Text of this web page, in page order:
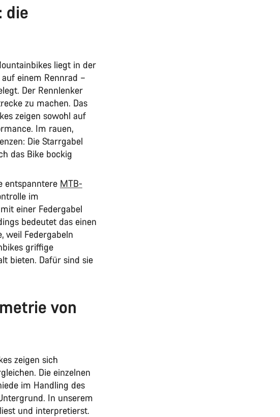
die
liegt in der
einem Rennrad –
Der Rennlenker
zu machen. Das
zeigen sowohl auf
Im rauen,
Die Starrgabel
das Bike bockig
entspanntere MTB-
im
einer Federgabel
bedeutet das einen
weil Federgabeln
griffige
bieten. Dafür sind sie
von
zeigen sich
Die einzelnen
im Handling des
In unserem
und interpretierst.